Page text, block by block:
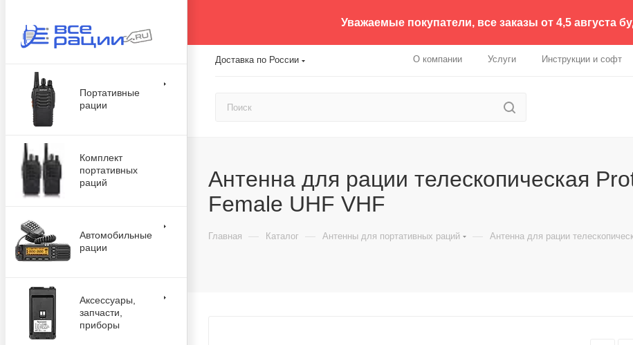
Уважаемые покупатели, все заказы от 4,5 августа
Доставка по России О компании Услуги Инструкции и софт
Портативные
рации
Комплект
портативных
раций
Автомобильные
рации
Аксессуары,
запчасти,
приборы
Антенна для рации телескопическая
Female UHF VHF
Главная — Каталог — Антенны для портативных раций — Антенна для рации